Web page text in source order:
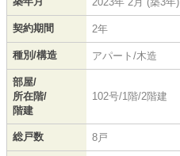
契約期間 2年
種別/構造 アパート/木造
部屋/
所在階/
階建
102号/1階/2階建
総戸数 8戸